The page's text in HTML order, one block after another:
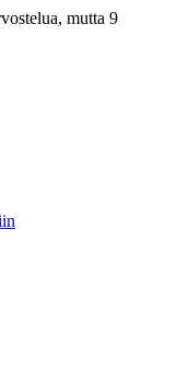
mutta 9